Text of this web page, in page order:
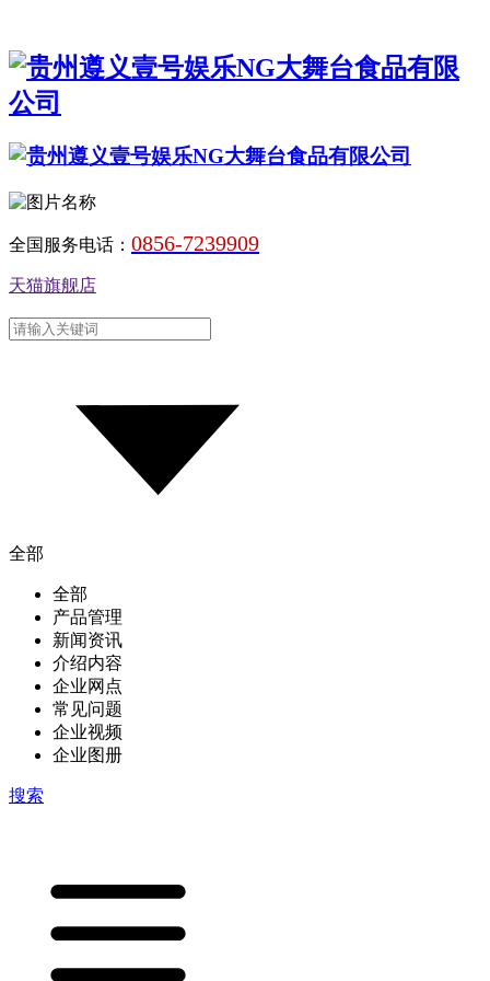
全国服务电话： 0856-7239909
天猫旗舰店
全部
全部
产品管理
新闻资讯
介绍内容
企业网点
常见问题
企业视频
企业图册
搜索